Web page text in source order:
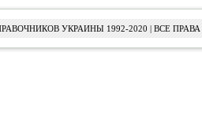
УКРАИНЫ 1992-2020 | ВСЕ